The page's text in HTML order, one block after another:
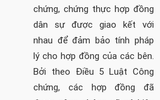
chứng, chứng thực hợp đồng
dân sự được giao kết với
nhau để đảm bảo tính pháp
lý cho hợp đồng của các bên.
Bởi theo Điều 5 Luật Công
chứng, các hợp đồng đã